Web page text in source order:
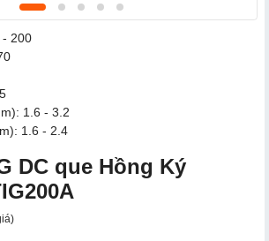
- 200
1.6 - 3.2
1.6 - 2.4
DC que Hồng Ký